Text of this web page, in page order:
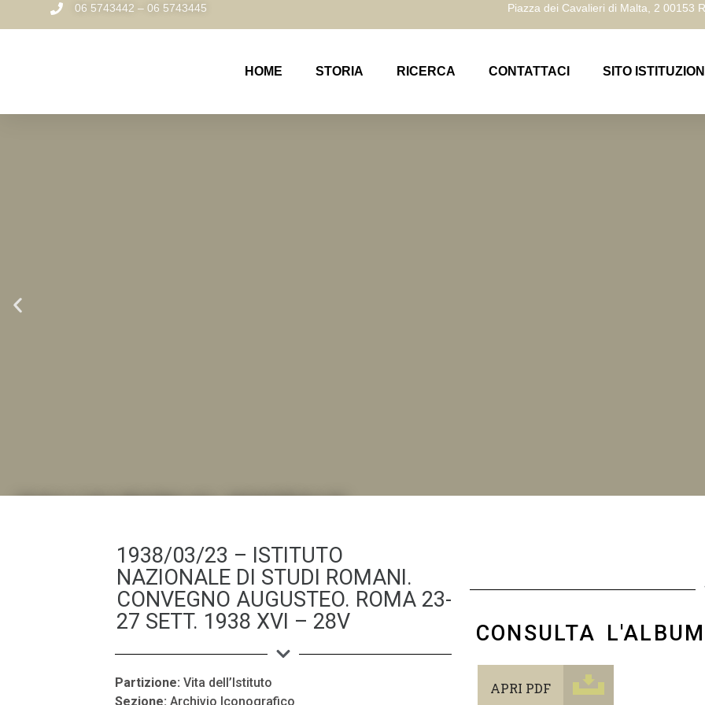
06 5743442 – 06 5743445 Piazza dei Cavalieri di Malta, 2 00153
HOME STORIA RICERCA CONTATTACI SITO
.LA "VITA DELL'ISTITUTO" ATTRAVERSO LE IMMAGINI
1938/03/23 – ISTITUTO
NAZIONALE DI STUDI ROMANI.
CONVEGNO AUGUSTEO. ROMA 23-
27 SETT. 1938 XVI – 28V
Partizione: Vita dell’Istituto
Sezione: Archivio Iconografico
CONSULTA L'ALBUM
APRI PDF